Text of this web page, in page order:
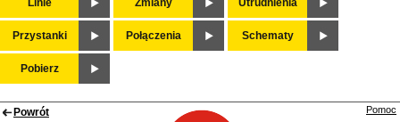
Linie Zmiany Utrudnienia
Przystanki Połączenia Schematy
Pobierz
Powrót Pomoc